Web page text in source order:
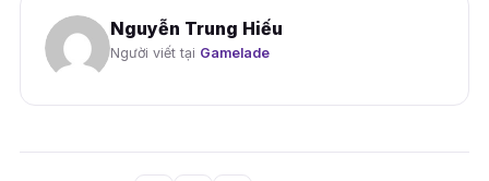
Nguyễn Trung Hiếu
Người viết tại Gamelade